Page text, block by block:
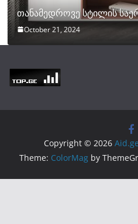
თანამედროვე სტილის
October 21, 2024
Copyright © 2026 Aid.ge
Theme: ColorMag by